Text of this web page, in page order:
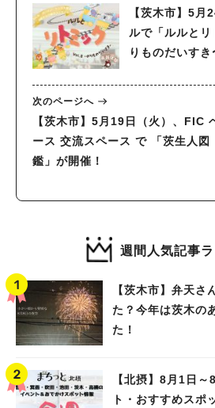
【茨木市】5月
ルで「ルルと
りものだいす
次のページへ
【茨木市】5月19日（火）、FIC
ース 交流スペース で 「茨生人図
鑑」が開催！
週間人気記事
【茨木市】弁天さ
た？今年は茨木の
た！
【北摂】8月1日
ト・おすすめスポ